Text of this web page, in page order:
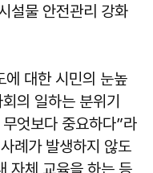
설물 안전관리 강화
에 대한 시민의 눈높
의 일하는 분위기
엇보다 중요하다”라
례가 발생하지 않도